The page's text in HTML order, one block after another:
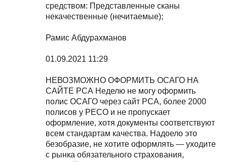
средством: Представленные сканы
некачественные (нечитаемые);
Рамис Абдурахманов
01.09.2021 11:29
НЕВОЗМОЖНО ОФОРМИТЬ ОСАГО НА
САЙТЕ РСА Неделю не могу оформить
полис ОСАГО через сайт РСА, более 2000
полисов у РЕСО и не пропускает
оформление, хотя документы соответствуют
всем стандартам качества. Надоело это
безобразие, не хотите оформлять — уходите
с рынка обязательного страхования,